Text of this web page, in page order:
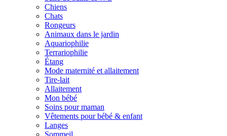
Chiens
Chats
Rongeurs
Animaux dans le jardin
Aquariophilie
Terrariophilie
Étang
Mode maternité et allaitement
Tire-lait
Allaitement
Mon bébé
Soins pour maman
Vêtements pour bébé & enfant
Langes
Sommeil